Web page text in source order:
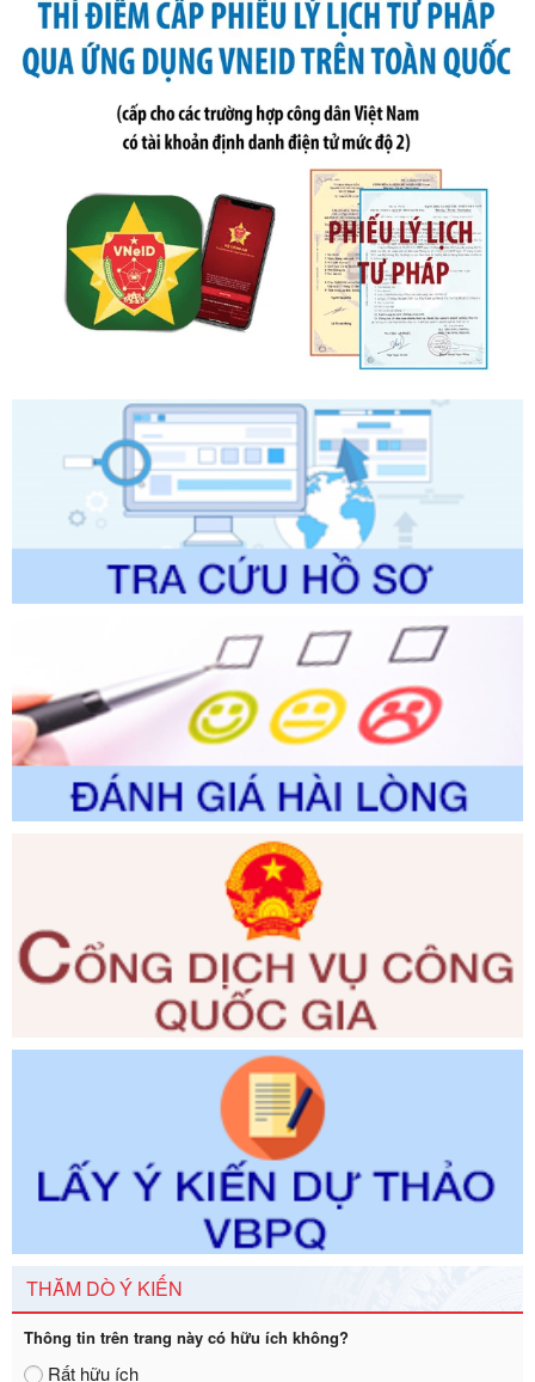
Số kí hiệu:291/2026/NĐ-CP
Tên: Nghị định số 291/2026/NĐ-CP của Chính phủ: Sửa
đổi, bổ sung một số điều của Nghị định số 125/2020/NĐ-СР
ngày 19 tháng 10 năm 2020 của Chính phủ quy định xử
phạt vi phạm hành chính về thuế, hóa đơn được sửa đổi, bổ
sung bởi Nghị định số 102/2021/NĐ-CP
Số kí hiệu:2303/QĐ-UBND
Tên: Quyết định công bố Danh mục thủ tục hành chính mới
ban hành, được sửa đổi, bổ sung, bị bãi bỏ và phê duyệt
Quy trình nội bộ, quy trình điện tử giải quyết thủ tục hành
chính trong một số lĩnh vực thuộc phạm vi chức năng quản
lý của Sở Văn hóa, Thể tha
Tên: Quyết định công bố Danh mục thủ tục hành chính
được sửa đổi, bổ sung và phê duyệt Quy trình nội bộ, quy
trình điện tử giải quyết thủ tục hành chính trong lĩnh vực Du
lịch thuộc phạm vi chức năng quản lý của Sở Văn hóa, Thể
thao và Du lịch
Ngày ban hành: 01/06/2026
Số kí hiệu:2310/QĐ-UBND
Tên: Về việc công bố Danh mục thủ tục hành chính sửa
đổi, bổ sung và phê duyệt Quy trình nội bộ, quy trình điện tử
trong giải quyết thủtục hành chính lĩnh vực biến đổi khí hậu
thuộc phạm vi giải quyết của Sở Nông nghiệp và Môi
trường
Ngày ban hành: 01/06/2026
Số kí hiệu:
Tên: V/v công bố danh mục thủ tục hành chính được sửa
đổi, bổ sung và phê duyệt quy trình nội bộ, quy trình điện tử
phạm vi chức năng quản lý của Sở Tư pháp
Ngày ban hành: 01/06/2026
Số kí hiệu:
351/2025/NĐ-CP
Tên: Nghị định số 351/2025/NĐ-CP của Chính phủ: Quy
định chuẩn nghèo đa chiều quốc gia giai đoạn 2026 - 2030
Ngày ban hành: 29/12/2026
3014/QĐ-UBND
Tên: Quyết định về việc công bố danh mục thủ tục hành
chính ban hành mới, sửa đổi bổ sung trong lĩnh vực hỗ trợ
đầu tư, lĩnh vực đấu thầu lựa chọn nhà thầu thuộc thẩm
quyền giải quyết của Sở Tài chính và Ban Quản lý Khu kinh
tế Đông Nam Nghệ An
Ngày ban hành: 23/09/2026
292/2026/NĐ-CP
Tên: Nghị định số 292/2026/NĐ-CP của Chính phủ: Quy
định chi tiết một số điều và biện pháp để tổ chức, hướng
dẫn thi hành Luật Quản lý ngoại thương
Ngày ban hành: 21/07/2026
THĂM DÒ Ý KIẾN
Thông tin trên trang này có hữu ích không?
Rất hữu ích